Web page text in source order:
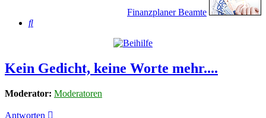
Finanzplaner Beamte
Suche
Kein Gedicht, keine Worte mehr....
Moderator: Moderatoren
Antworten